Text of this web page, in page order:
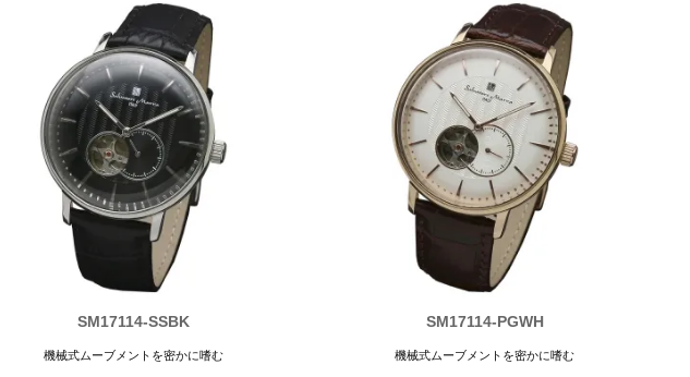
SM17114-SSBK
機械式ムーブメントを密かに嗜む
SM17114-PGWH
機械式ムーブメントを密かに嗜む